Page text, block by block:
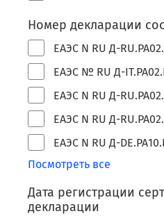
Номер декларации
ЕАЭС N RU Д-
ЕАЭС № RU Д-
ЕАЭС N RU Д-
ЕАЭС N RU Д-
ЕАЭС N RU Д-
Посмотреть все
Дата регистрации
декларации